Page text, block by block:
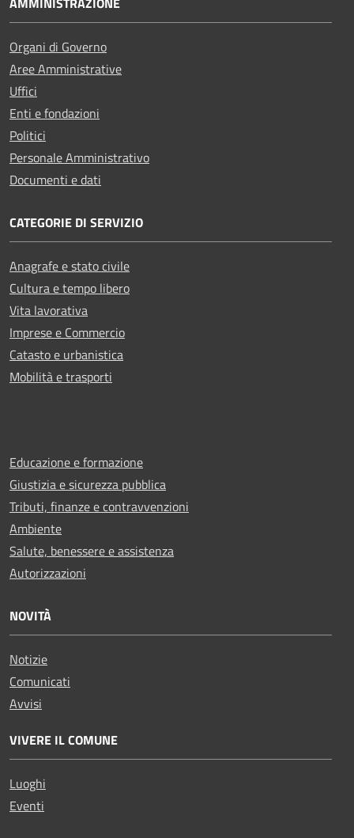
Organi di Governo
Aree Amministrative
Uffici
Enti e fondazioni
Politici
Personale Amministrativo
Documenti e dati
CATEGORIE DI SERVIZIO
Anagrafe e stato civile
Cultura e tempo libero
Vita lavorativa
Imprese e Commercio
Catasto e urbanistica
Mobilità e trasporti
Educazione e formazione
Giustizia e sicurezza pubblica
Tributi, finanze e contravvenzioni
Ambiente
Salute, benessere e assistenza
Autorizzazioni
NOVITÀ
Notizie
Comunicati
Avvisi
VIVERE IL COMUNE
Luoghi
Eventi